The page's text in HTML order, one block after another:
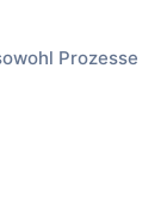
Prozesse